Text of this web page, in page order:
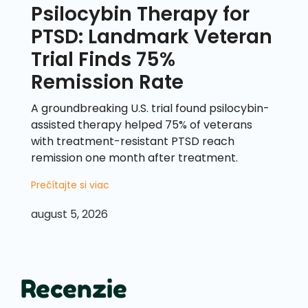
Psilocybin Therapy for
PTSD: Landmark Veteran
Trial Finds 75%
Remission Rate
A groundbreaking U.S. trial found psilocybin-
assisted therapy helped 75% of veterans
with treatment-resistant PTSD reach
remission one month after treatment.
Prečítajte si viac
august 5, 2026
Recenzie